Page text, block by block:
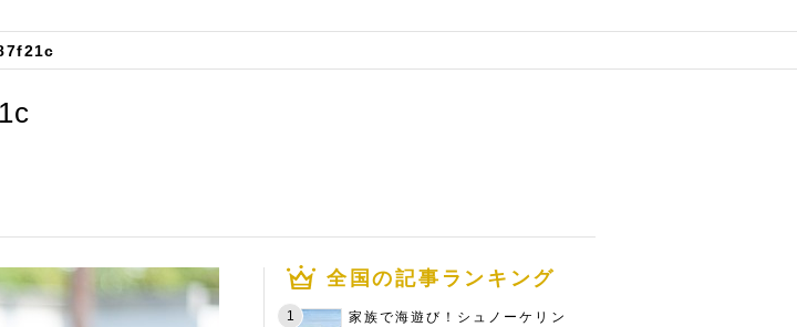
全国の記事ランキング
家族で海遊び！シュノーケリン